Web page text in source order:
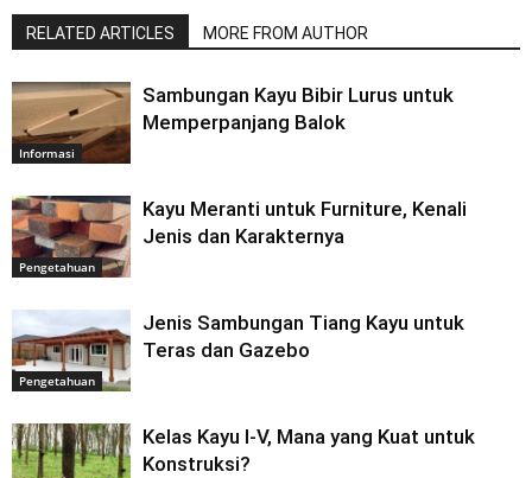
RELATED ARTICLES MORE FROM AUTHOR
Informasi
Sambungan Kayu Bibir Lurus untuk
Memperpanjang Balok
Pengetahuan
Kayu Meranti untuk Furniture, Kenali
Jenis dan Karakternya
Pengetahuan
Jenis Sambungan Tiang Kayu untuk
Teras dan Gazebo
Kelas Kayu I-V, Mana yang Kuat untuk
Konstruksi?